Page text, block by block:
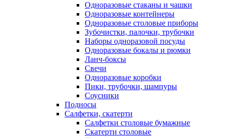
Одноразовые стаканы и чашки
Одноразовые контейнеры
Одноразовые столовые приборы
Зубочистки, палочки, трубочки
Наборы одноразовой посуды
Одноразовые бокалы и рюмки
Ланч-боксы
Свечи
Одноразовые коробки
Пики, трубочки, шампуры
Соусники
Подносы
Салфетки, скатерти
Салфетки столовые бумажные
Скатерти столовые